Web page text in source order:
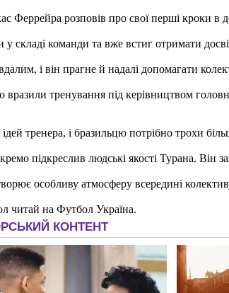
Феррейра розповів про свої перші кроки
складі команди та вже встиг отримати
і він прагне й надалі допомагати
тренування під керівництвом
тренера, і бразильцю потрібно трохи
підкреслив людські якості Турана.
особливу атмосферу всередині
читай на Футбол Україна.